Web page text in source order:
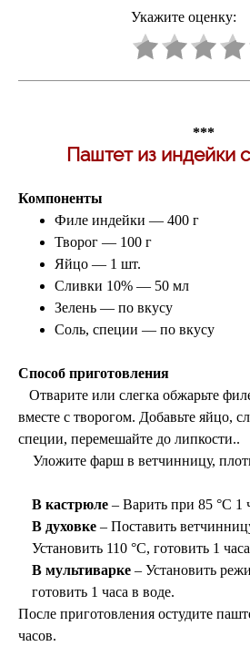
Укажите оценку:
***
Паштет из индейки
Компоненты
Филе индейки — 400 г
Творог — 100 г
Яйцо — 1 шт.
Сливки 10% — 50 мл
Зелень — по вкусу
Соль, специи — по вкусу
Способ приготовления
Отварите или слегка обжарьте
вместе с творогом. Добавьте яйцо,
специи, перемешайте до липкости..
Уложите фарш в ветчинницу,
В кастрюле – Варить при 85 °C 1
В духовке – Поставить
Установить 110 °C, готовить 1
В мультиварке – Установить
готовить 1 часа в воде.
После приготовления остудите
часов.